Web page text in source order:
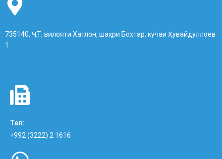
735140, ҶТ, вилояти Хатлон, шаҳри Бохтар, кӯчаи Ҳувайдуллоев
1
Тел:
+992 (3222) 2 1616